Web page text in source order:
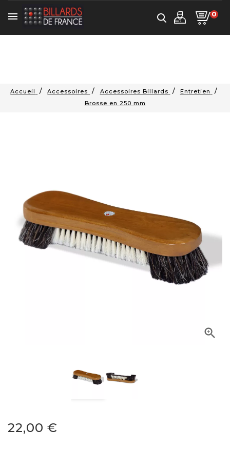
 0
Accueil Accessoires Accessoires Billards
Entretien
Brosse en 250 mm

22,00 €